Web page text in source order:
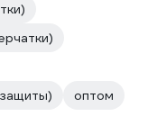
оптом